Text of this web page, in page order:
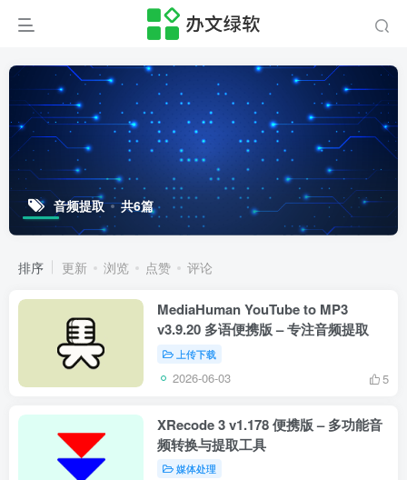
音频提取 共6篇
排序 更新 浏览 点赞 评论
MediaHuman YouTube to MP3
v3.9.20 多语便携版 – 专注音频提取
上传下载
2026-06-03 5
XRecode 3 v1.178 便携版 – 多功能音
频转换与提取工具
媒体处理